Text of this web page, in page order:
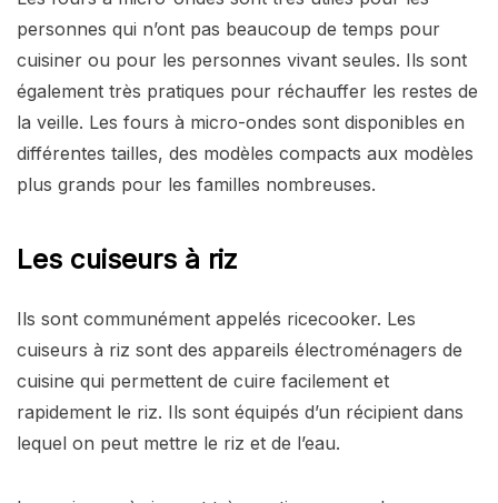
personnes qui n’ont pas beaucoup de temps pour
cuisiner ou pour les personnes vivant seules. Ils sont
également très pratiques pour réchauffer les restes de
la veille. Les fours à micro-ondes sont disponibles en
différentes tailles, des modèles compacts aux modèles
plus grands pour les familles nombreuses.
Les cuiseurs à riz
Ils sont communément appelés ricecooker. Les
cuiseurs à riz sont des appareils électroménagers de
cuisine qui permettent de cuire facilement et
rapidement le riz. Ils sont équipés d’un récipient dans
lequel on peut mettre le riz et de l’eau.